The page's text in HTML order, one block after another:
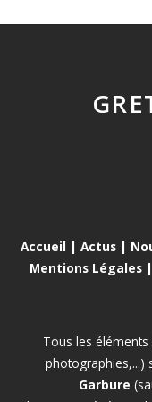
Accueil | Actus|
Mentions Légales
Tous les éléments
photographies,...)
Garbure